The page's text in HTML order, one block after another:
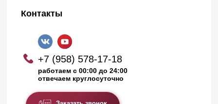
Контакты
+7 (958) 578-17-18
работаем с 00:00 до 24:00
отвечаем круглосуточно